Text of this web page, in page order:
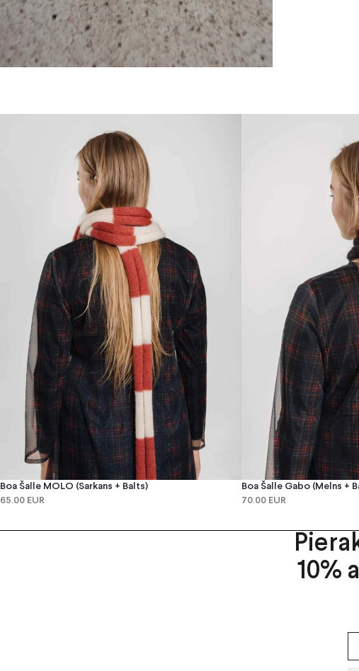
Boa Šalle MOLO (sarkans + Balts)
65.00 EUR
Boa Šalle Gabo (melns +
70.00 EUR
10%